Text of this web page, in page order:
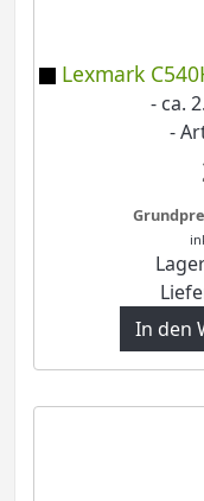
Lexmark
- ca.
-
In den